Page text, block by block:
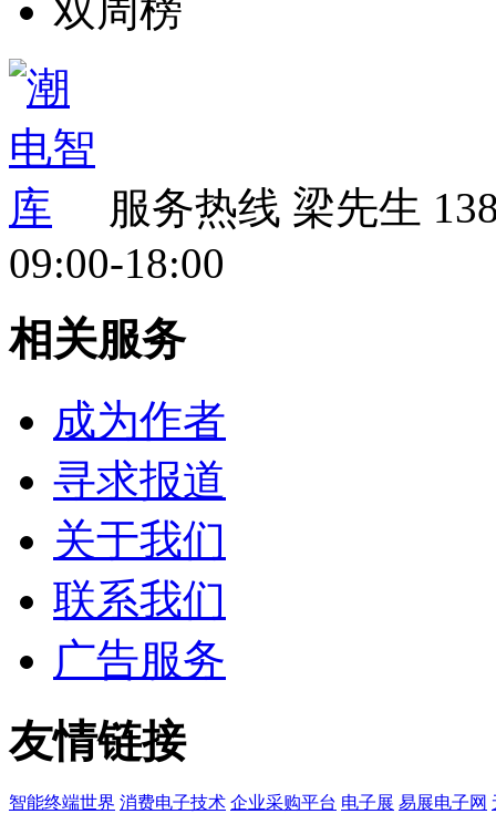
双周榜
服务热线 梁先生
09:00-18:00
相关服务
成为作者
寻求报道
关于我们
联系我们
广告服务
友情链接
智能终端世界 消费电子技术 企业采购平台 电子展 易展电子网